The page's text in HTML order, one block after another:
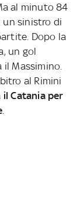
al minuto 84
un sinistro di
Dopo la
un gol
Massimino.
al Rimini
il Catania per